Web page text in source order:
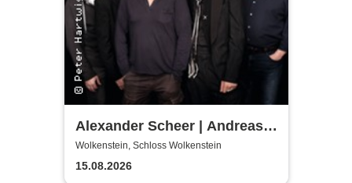
Alexander Scheer | Andreas
Dresen & Band spielen (nicht
nur) Gundermann
Wolkenstein, Schloss Wolkenstein
15.08.2026